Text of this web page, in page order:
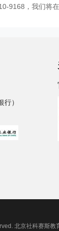
9168，我们将在
）
北京社科赛斯